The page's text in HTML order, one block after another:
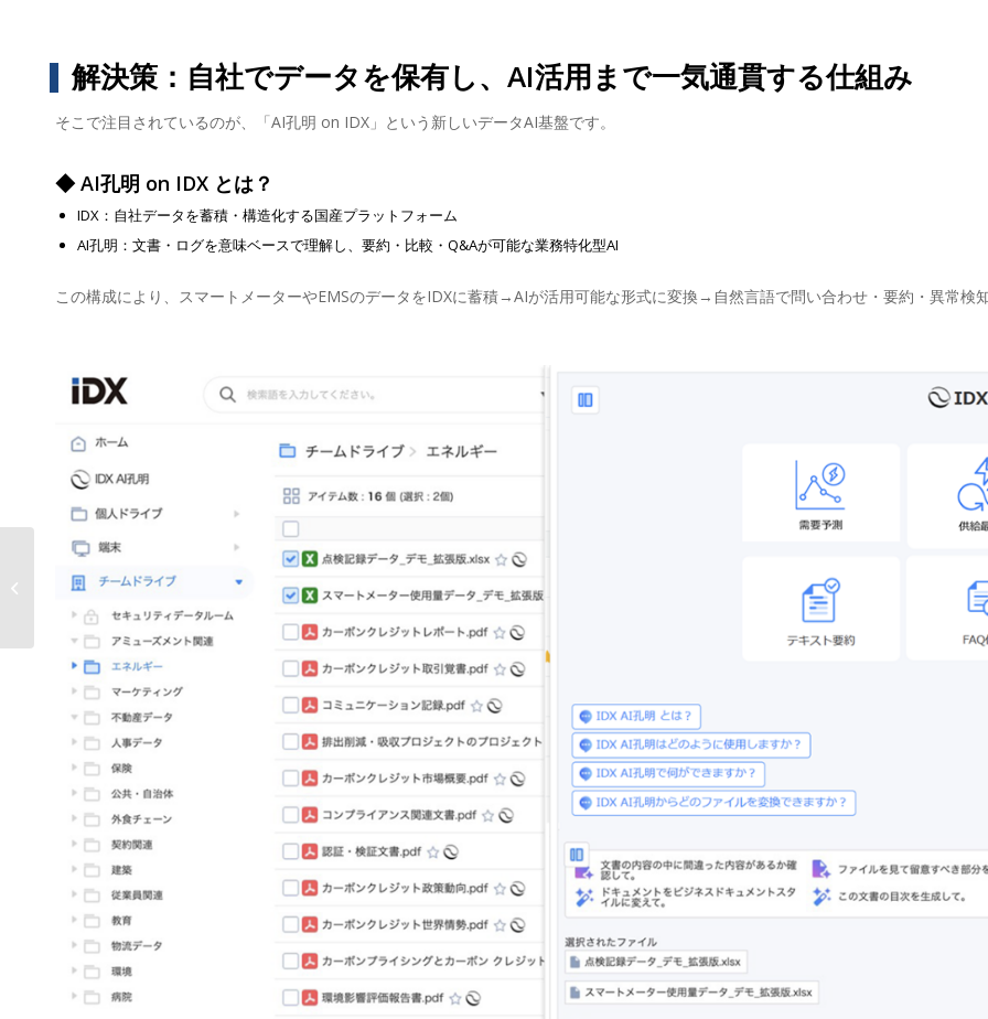
解決策：自社でデータを保有し、AI活用まで一気通貫する仕組み
そこで注目されているのが、「AI孔明 on IDX」という新しいデータAI基盤です。
◆ AI孔明 on IDX とは？
IDX：自社データを蓄積・構造化する国産プラットフォーム
AI孔明：文書・ログを意味ベースで理解し、要約・比較・Q&Aが可能な業務特化型AI
この構成により、スマートメーターやEMSのデータをIDXに蓄積→AIが活用可能な形式に変換→自然言語で問い合わせ・要約・異常検
AIデータ社、成績も教材も“クラウド